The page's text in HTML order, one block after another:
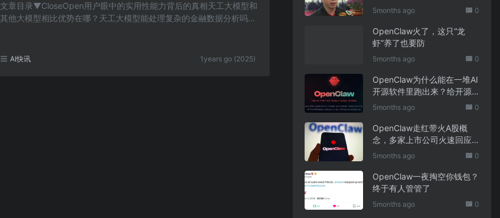
文章目录▼CloseOpen用户眼中的实用性能力背后的真相天工大模型和
其他大模型相比优势在哪？天工大模型能处理复杂的金融数据分析吗？
AI快讯 1years go (2025)
｜科技观察
5months ago 0
OpenClaw火了，这只“龙
虾”养了也要防
5months ago 0
OpenClaw为什么能在一堆AI
开源软件里跑出来？给开源
项目的三点启示
5months ago 0
OpenClaw走红带火A股概
念，多家上市公司火速回应
业务布局
5months ago 0
OpenClaw一夜掏空你钱包？
终于有人管管了
5months ago 0